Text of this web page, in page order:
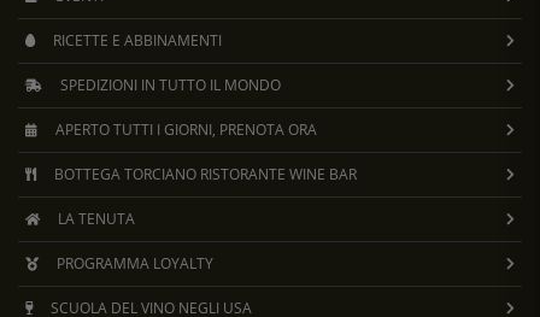
RICETTE E ABBINAMENTI
SPEDIZIONI IN TUTTO IL MONDO
APERTO TUTTI I GIORNI, PRENOTA ORA
BOTTEGA TORCIANO RISTORANTE WINE BAR
LA TENUTA
PROGRAMMA LOYALTY
SCUOLA DEL VINO NEGLI USA